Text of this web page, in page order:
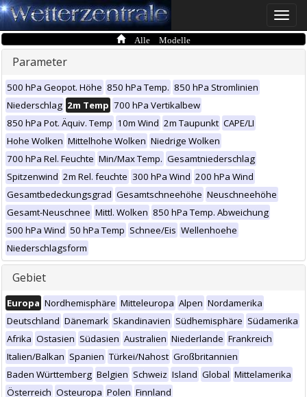
Toggle
Alle Modelle
Parameter
500 hPa Geopot. Höhe 850 hPa Temp. 850 hPa Stromlinien
Niederschlag 2m Temp 700 hPa Vertikalbew
850 hPa Pot. Äquiv. Temp 10m Wind 2m Taupunkt CAPE/LI
Hohe Wolken Mittelhohe Wolken Niedrige Wolken
700 hPa Rel. Feuchte Min/Max Temp. Gesamtniederschlag
Spitzenwind 2m Rel. feuchte 300 hPa Wind 200 hPa Wind
Gesamtbedeckungsgrad Gesamtschneehöhe Neuschneehöhe
Gesamt-Neuschnee Mittl. Wolken 850 hPa Temp. Abweichung
500 hPa Wind 50 hPa Temp Schnee/Eis Wellenhoehe
Niederschlagsform
Gebiet
Europa Nordhemisphäre Mitteleuropa Alpen Nordamerika
Deutschland Dänemark Skandinavien Südhemisphäre Südamerika
Afrika Ostasien Südasien Australien Niederlande Frankreich
Italien/Balkan Spanien Türkei/Nahost Großbritannien
Baden Württemberg Belgien Schweiz Island Global Mittelamerika
Österreich Osteuropa Polen Finnland